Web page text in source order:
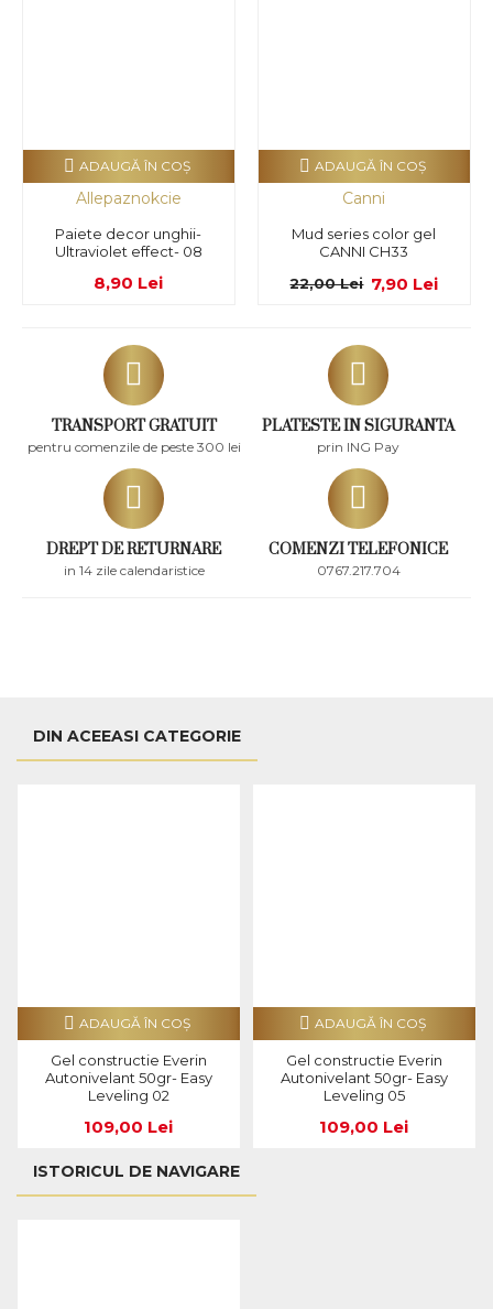
TRANSPORT GRATUIT
pentru comenzile de peste 300 lei
PLATESTE IN SIGURANTA
prin ING Pay
DREPT DE RETURNARE
in 14 zile calendaristice
COMENZI TELEFONICE
0767.217.704
Allepaznokcie
Paiete decor unghii-
Ultraviolet effect- 08
8,90 Lei
ADAUGĂ ÎN COŞ
Canni
Mud series color gel
CANNI CH33
7,90 Lei
22,00 Lei
ADAUGĂ ÎN COŞ
DIN ACEEASI CATEGORIE
Gel constructie Everin
Autonivelant 50gr- Easy
Leveling 02
109,00 Lei
ADAUGĂ ÎN COŞ
Gel constructie Everin
Autonivelant 50gr- Easy
Leveling 05
109,00 Lei
ADAUGĂ ÎN COŞ
ISTORICUL DE NAVIGARE